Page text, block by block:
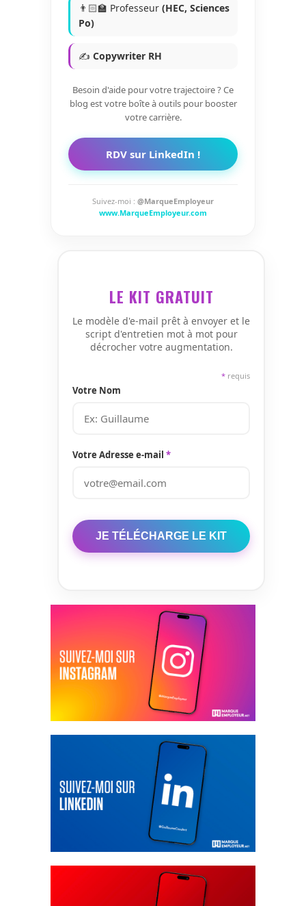
👨🏻‍🏫 Professeur (HEC, Sciences
Po)
✍️ Copywriter RH
Besoin d'aide pour votre trajectoire ? Ce
blog est votre boîte à outils pour booster
votre carrière.
RDV sur LinkedIn !
Suivez-moi : @MarqueEmployeur
www.MarqueEmployeur.com
LE KIT GRATUIT
Le modèle d'e-mail prêt à envoyer et le
script d'entretien mot à mot pour
décrocher votre augmentation.
* requis
Votre Nom
Votre Adresse e-mail *